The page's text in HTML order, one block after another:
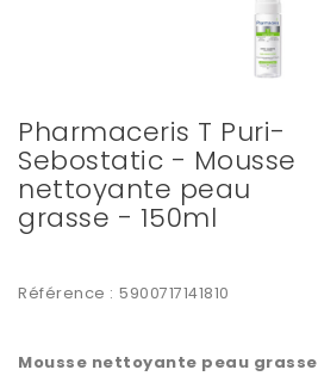
Pharmaceris T Puri-
Sebostatic - Mousse
nettoyante peau
grasse - 150ml
Référence : 5900717141810
Mousse nettoyante peau grasse